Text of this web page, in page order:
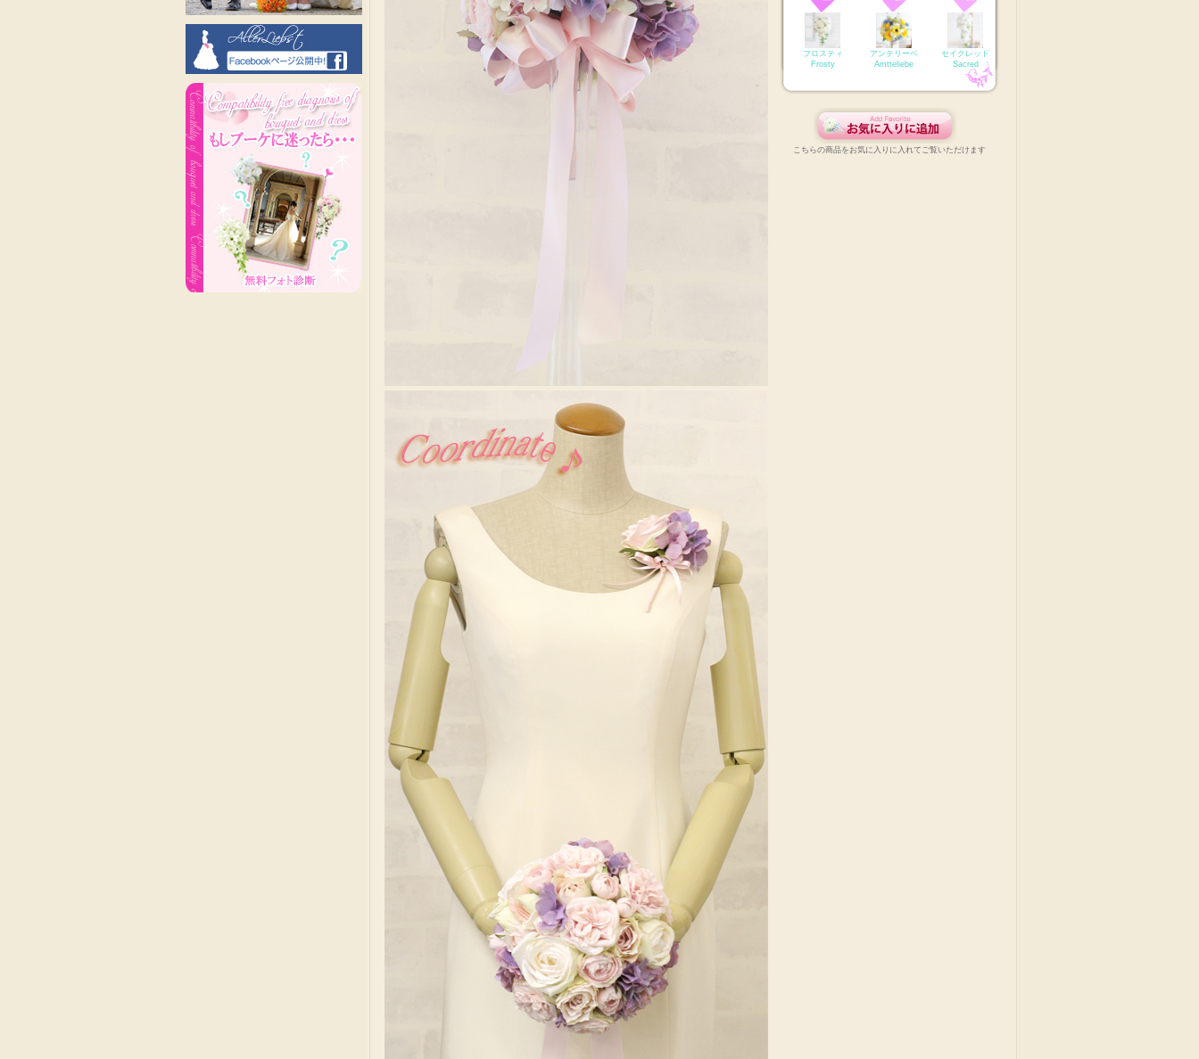
フロスティ
Frosty
アンテリーベ
Amtteliebe
セイクレッド
Sacred
こちらの商品をお気に入りに入れてご覧いただけます